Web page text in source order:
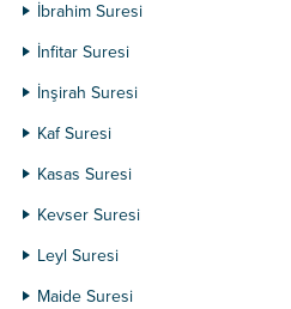
İbrahim Suresi
İnfitar Suresi
İnşirah Suresi
Kaf Suresi
Kasas Suresi
Kevser Suresi
Leyl Suresi
Maide Suresi